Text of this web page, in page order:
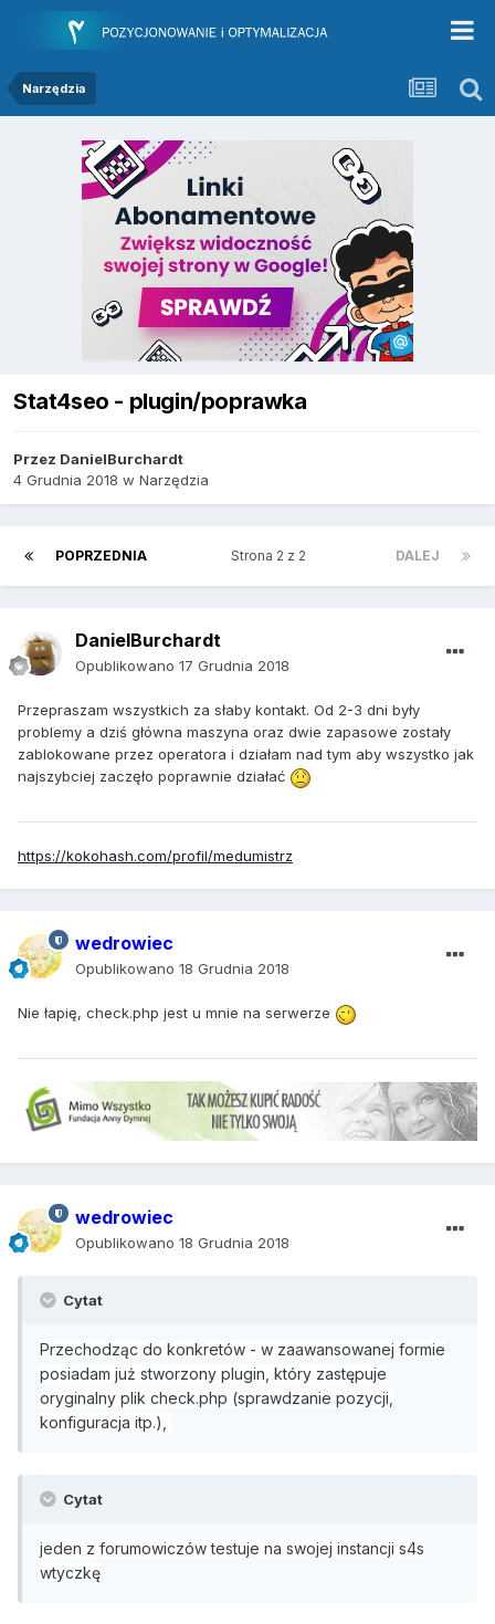
Narzędzia
Stat4seo - plugin/poprawka
Przez DanielBurchardt
4 Grudnia 2018 w Narzędzia
POPRZEDNIA DALEJ
Strona 2 z 2
DanielBurchardt
Opublikowano 17 Grudnia 2018
Przepraszam wszystkich za słaby kontakt. Od 2-3 dni były
problemy a dziś główna maszyna oraz dwie zapasowe zostały
zablokowane przez operatora i działam nad tym aby wszystko jak
najszybciej zaczęło poprawnie działać
https://kokohash.com/profil/medumistrz
wedrowiec
Opublikowano 18 Grudnia 2018
Nie łapię, check.php jest u mnie na serwerze
wedrowiec
Opublikowano 18 Grudnia 2018
Cytat
Przechodząc do konkretów - w zaawansowanej formie
posiadam już stworzony plugin, który zastępuje
oryginalny plik check.php (sprawdzanie pozycji,
konfiguracja itp.),
Cytat
jeden z forumowiczów testuje na swojej instancji s4s
wtyczkę